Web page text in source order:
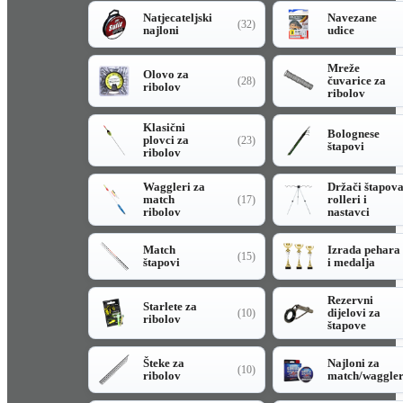
Natjecateljski
najloni
(32)
Navezane
udice
Olovo za
ribolov
(28)
Mreže
čuvarice za
ribolov
Klasični
plovci za
ribolov
(23)
Bolognese
štapovi
Waggleri za
match
ribolov
(17)
Držači štapova
rolleri i
nastavci
Match
štapovi
(15)
Izrada pehara
i medalja
Starlete za
ribolov
(10)
Rezervni
dijelovi za
štapove
Šteke za
ribolov
(10)
Najloni za
match/waggler